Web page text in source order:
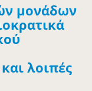
μονάδων
λοιπές